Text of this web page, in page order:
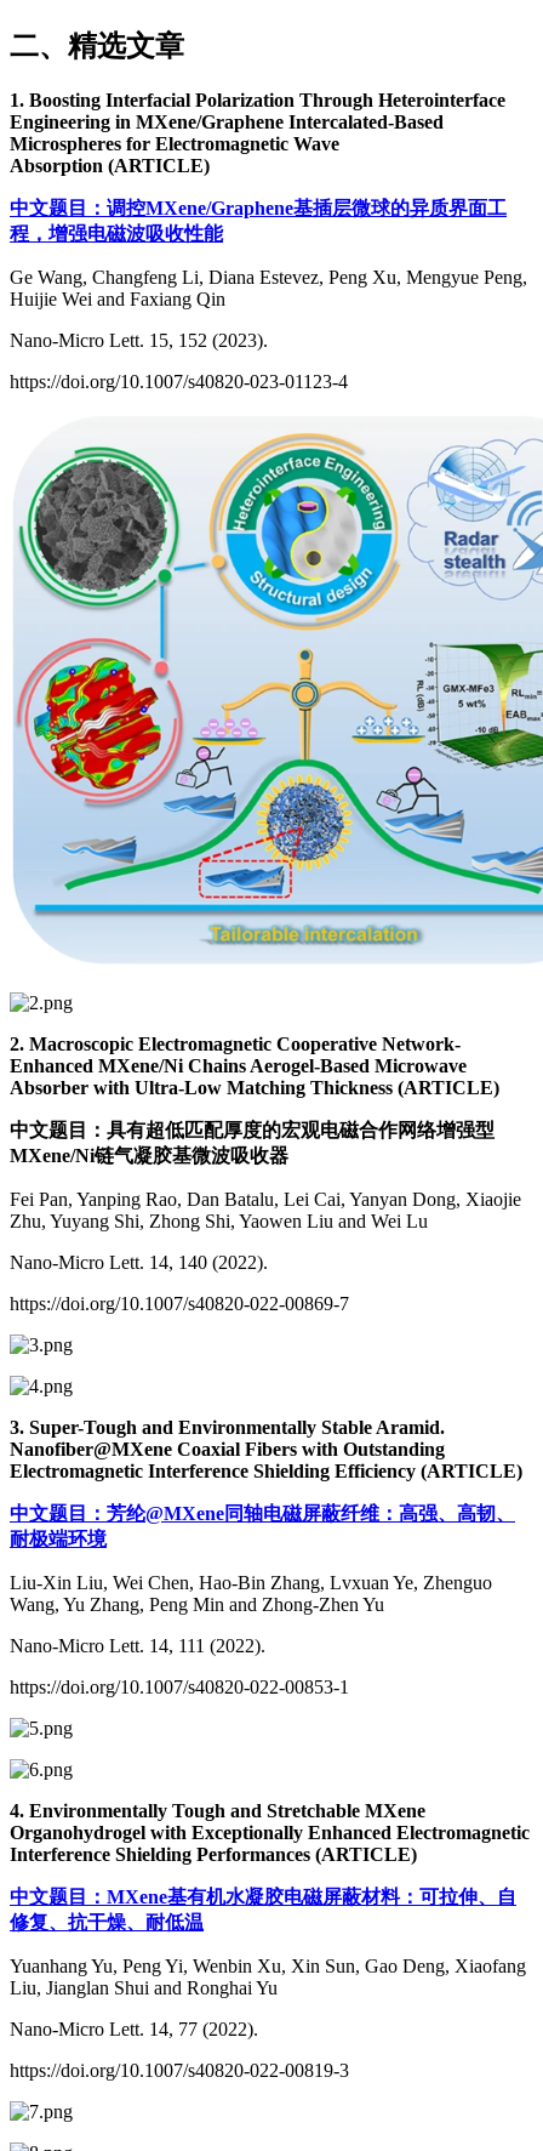
二、精选文章
1. Boosting Interfacial Polarization Through Heterointerface
Engineering in MXene/Graphene Intercalated-Based
Microspheres for Electromagnetic Wave
Absorption (ARTICLE)
中文题目：调控MXene/Graphene基插层微球的异质界面工
程，增强电磁波吸收性能
Ge Wang, Changfeng Li, Diana Estevez, Peng Xu, Mengyue Peng,
Huijie Wei and Faxiang Qin
Nano-Micro Lett. 15, 152 (2023).
https://doi.org/10.1007/s40820-023-01123-4
2. Macroscopic Electromagnetic Cooperative Network-
Enhanced MXene/Ni Chains Aerogel-Based Microwave
Absorber with Ultra-Low Matching Thickness (ARTICLE)
中文题目：具有超低匹配厚度的宏观电磁合作网络增强型
MXene/Ni链气凝胶基微波吸收器
Fei Pan, Yanping Rao, Dan Batalu, Lei Cai, Yanyan Dong, Xiaojie
Zhu, Yuyang Shi, Zhong Shi, Yaowen Liu and Wei Lu
Nano-Micro Lett. 14, 140 (2022).
https://doi.org/10.1007/s40820-022-00869-7
3. Super-Tough and Environmentally Stable Aramid.
Nanofiber@MXene Coaxial Fibers with Outstanding
Electromagnetic Interference Shielding Efficiency (ARTICLE)
中文题目：芳纶@MXene同轴电磁屏蔽纤维：高强、高韧、
耐极端环境
Liu-Xin Liu, Wei Chen, Hao-Bin Zhang, Lvxuan Ye, Zhenguo
Wang, Yu Zhang, Peng Min and Zhong-Zhen Yu
Nano-Micro Lett. 14, 111 (2022).
https://doi.org/10.1007/s40820-022-00853-1
4. Environmentally Tough and Stretchable MXene
Organohydrogel with Exceptionally Enhanced Electromagnetic
Interference Shielding Performances (ARTICLE)
中文题目：MXene基有机水凝胶电磁屏蔽材料：可拉伸、自
修复、抗干燥、耐低温
Yuanhang Yu, Peng Yi, Wenbin Xu, Xin Sun, Gao Deng, Xiaofang
Liu, Jianglan Shui and Ronghai Yu
Nano-Micro Lett. 14, 77 (2022).
https://doi.org/10.1007/s40820-022-00819-3